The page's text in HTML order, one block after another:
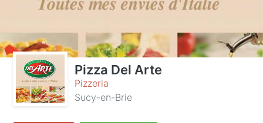
Pizza Del Arte
Pizzeria
Sucy-en-Brie